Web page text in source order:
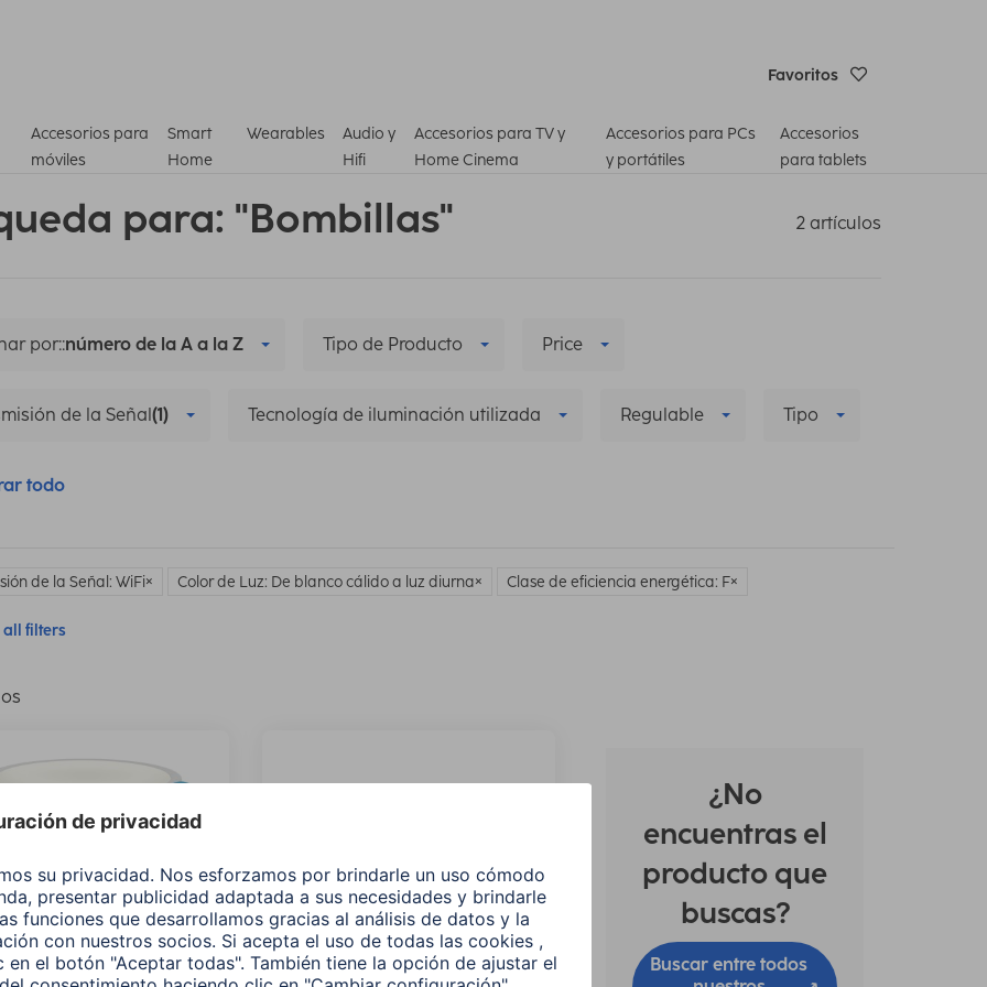
Favoritos
Accesorios para
móviles
Smart
Home
Wearables
Audio y
Hifi
Accesorios para TV y
Home Cinema
Accesorios para PCs
y portátiles
Accesorios
para tablets
para: "Bombillas" 2 artículos
por::número de la A a la Z Tipo de Producto Price
de la Señal(1) Tecnología de iluminación utilizada Regulable Tipo
todo
de la Señal: WiFi Color de Luz: De blanco cálido a luz diurna Clase de eficiencia energética: F
all filters
¿No
encuentras el
producto que
buscas?
Buscar entre todos